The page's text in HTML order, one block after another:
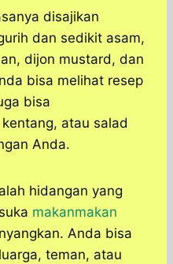
disajikan
dan sedikit asam,
dijon mustard, dan
bisa melihat resep
bisa
atau salad
Anda.
hidangan yang
makanmakan
Anda bisa
teman, atau